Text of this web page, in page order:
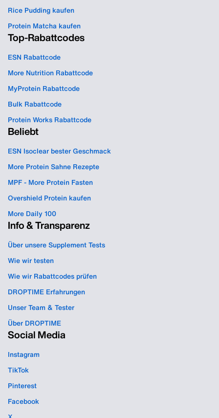
Rice Pudding kaufen
Protein Matcha kaufen
Top-Rabattcodes
ESN Rabattcode
More Nutrition Rabattcode
MyProtein Rabattcode
Bulk Rabattcode
Protein Works Rabattcode
Beliebt
ESN Isoclear bester Geschmack
More Protein Sahne Rezepte
MPF - More Protein Fasten
Overshield Protein kaufen
More Daily 100
Info & Transparenz
Über unsere Supplement Tests
Wie wir testen
Wie wir Rabattcodes prüfen
DROPTIME Erfahrungen
Unser Team & Tester
Über DROPTIME
Social Media
Instagram
TikTok
Pinterest
Facebook